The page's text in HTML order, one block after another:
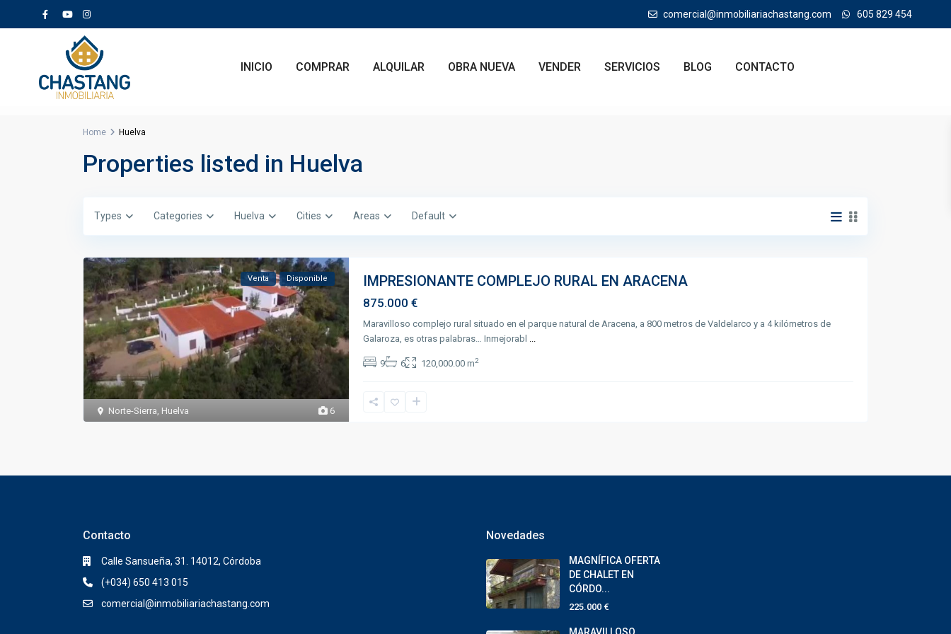
comercial@inmobiliariachastang.com 605 829 454
INICIO COMPRAR ALQUILAR OBRA NUEVA VENDER SERVICIOS BLOG CONTACTO
Home Huelva
Properties listed in Huelva
Types Categories Huelva Cities Areas Default
6
Norte-Sierra, Huelva
Venta Disponible IMPRESIONANTE COMPLEJO RURAL EN ARACENA
875.000 €
Maravilloso complejo rural situado en el parque natural de Aracena, a 800 metros de Valdelarco y a 4 kilómetros de
Galaroza, es otras palabras… Inmejorabl ...
9 6 120,000.00 m2
Contacto
Calle Sansueña, 31. 14012, Córdoba
(+034) 650 413 015
comercial@inmobiliariachastang.com
Novedades
MAGNÍFICA OFERTA
DE CHALET EN
CÓRDO...
225.000 €